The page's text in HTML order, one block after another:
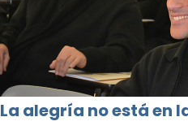
La alegría no está en